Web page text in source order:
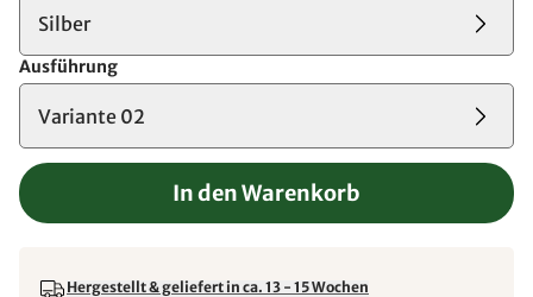
Silber
Ausführung
Variante 02
In den Warenkorb
Hergestellt & geliefert in ca. 13 - 15 Wochen